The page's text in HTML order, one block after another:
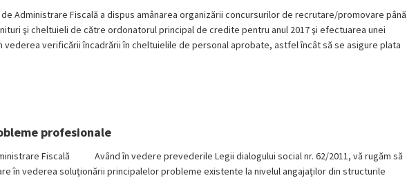
Administrare Fiscală a dispus amânarea organizării concursurilor de recrutare/promovare până
şi cheltuieli de către ordonatorul principal de credite pentru anul 2017 şi efectuarea unei
vederea verificării încadrării în cheltuielile de personal aprobate, astfel încât să se asigure plata
profesionale
Fiscală Având în vedere prevederile Legii dialogului social nr. 62/2011, vă rugăm să
în vederea soluţionării principalelor probleme existente la nivelul angajaţilor din structurile